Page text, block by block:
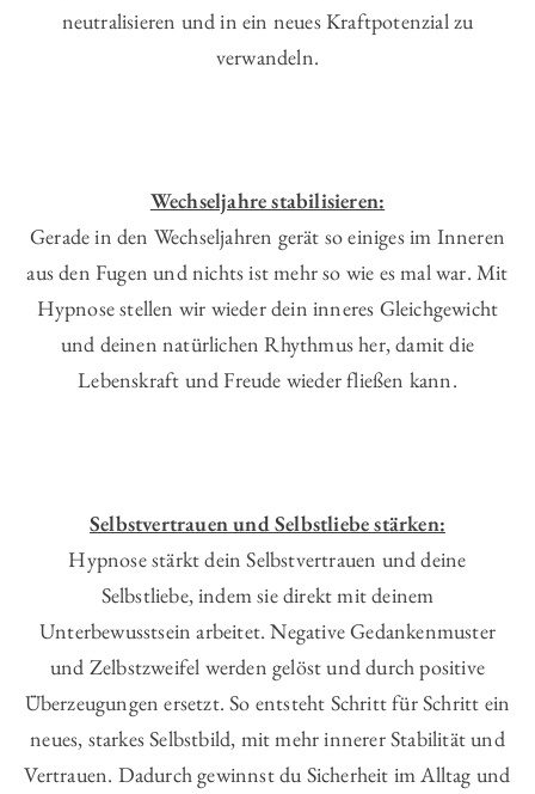
neutralisieren und in ein neues Kraftpotenzial zu
verwandeln.
Wechseljahre stabilisieren:
Gerade in den Wechseljahren gerät so einiges im Inneren
aus den Fugen und nichts ist mehr so wie es mal war. Mit
Hypnose stellen wir wieder dein inneres Gleichgewicht
und deinen natürlichen Rhythmus her, damit die
Lebenskraft und Freude wieder fließen kann.
Selbstvertrauen und Selbstliebe stärken:
Hypnose stärkt dein Selbstvertrauen und deine
Selbstliebe, indem sie direkt mit deinem
Unterbewusstsein arbeitet. Negative Gedankenmuster
und Zelbstzweifel werden gelöst und durch positive
Überzeugungen ersetzt. So entsteht Schritt für Schritt ein
neues, starkes Selbstbild, mit mehr innerer Stabilität und
Vertrauen. Dadurch gewinnst du Sicherheit im Alltag und